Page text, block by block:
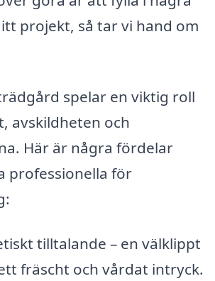
projekt, så tar vi hand om
spelar en viktig roll
avskildheten och
Här är några fördelar
professionella för
tilltalande – en välklippt
fräscht och vårdat intryck.